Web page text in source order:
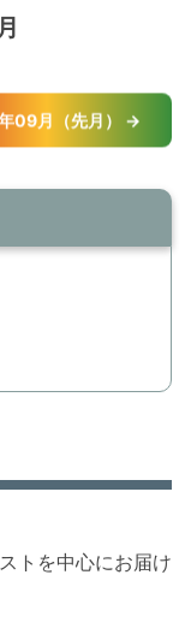
09月（先月） →
トを中心にお届け